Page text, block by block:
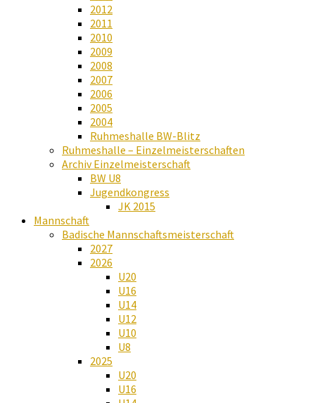
2012
2011
2010
2009
2008
2007
2006
2005
2004
Ruhmeshalle BW-Blitz
Ruhmeshalle – Einzelmeisterschaften
Archiv Einzelmeisterschaft
BW U8
Jugendkongress
JK 2015
Mannschaft
Badische Mannschaftsmeisterschaft
2027
2026
U20
U16
U14
U12
U10
U8
2025
U20
U16